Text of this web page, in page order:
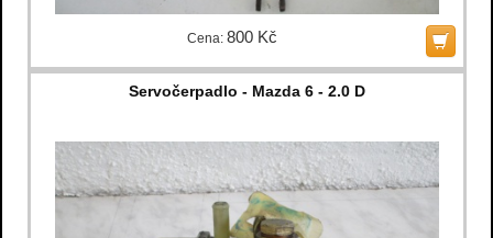
Cena: 800 Kč
Servočerpadlo - Mazda 6 - 2.0 D